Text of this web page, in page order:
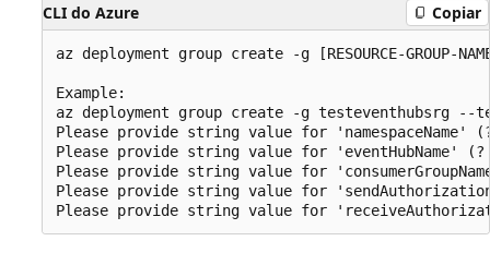
CLI do Azure Copiar
az deployment group create -g [RESOURCE-
Example:
az deployment group create -g testeventhubsrg --
Please provide string value for 'namespaceName'
Please provide string value for 'eventHubName'
Please provide string value for
Please provide string value for